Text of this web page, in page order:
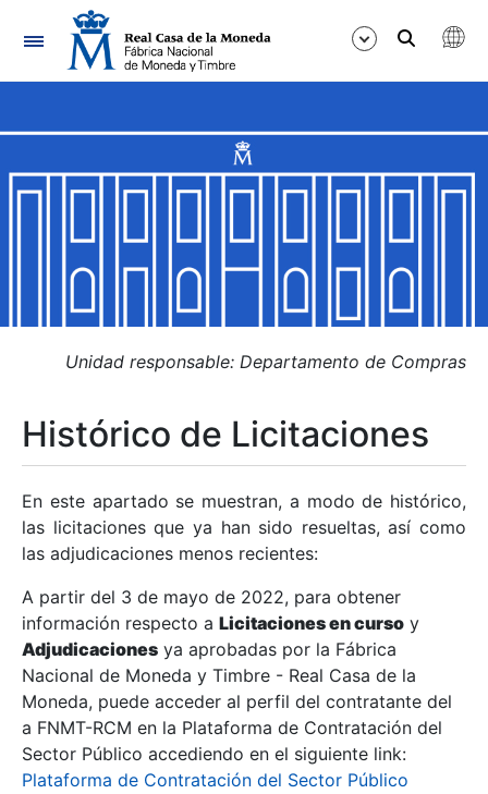
Navegación
Mostrar/Ocultar
Mostrar/Ocultar
Mostrar/Ocultar
Mostrar/Ocultar
Mostrar/Ocultar
Mostrar/Ocultar
Unidad responsable: Departamento de Compras
Histórico de Licitaciones
En este apartado se muestran, a modo de histórico,
las licitaciones que ya han sido resueltas, así como
las adjudicaciones menos recientes:
A partir del 3 de mayo de 2022, para obtener
información respecto a Licitaciones en curso y
Adjudicaciones ya aprobadas por la Fábrica
Nacional de Moneda y Timbre - Real Casa de la
Moneda, puede acceder al perfil del contratante del
a FNMT-RCM en la Plataforma de Contratación del
Sector Público accediendo en el siguiente link:
Plataforma de Contratación del Sector Público